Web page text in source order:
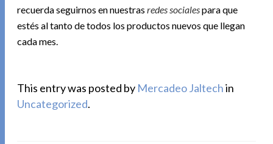
recuerda seguirnos en nuestrasredes socialespara que
estés al tanto de todos los productos nuevos que llegan
cada mes.
This entry was posted by Mercadeo Jaltechin
Uncategorized.